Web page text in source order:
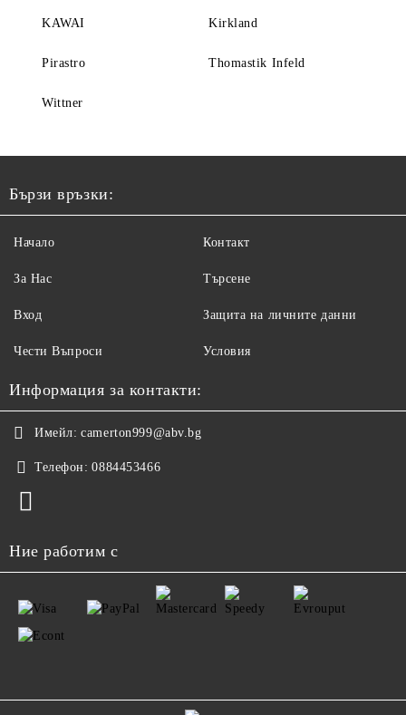
KAWAI Kirkland
Pirastro Thomastik Infeld
Wittner
Бързи връзки:
Начало
За Нас
Вход
Чести Въпроси
Контакт
Търсене
Защита на личните данни
Условия
Информация за контакти:
Имейл: camerton999@abv.bg
Телефон: 0884453466
Ние работим с